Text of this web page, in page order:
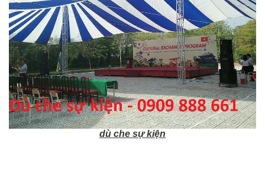
dù che sự kiện